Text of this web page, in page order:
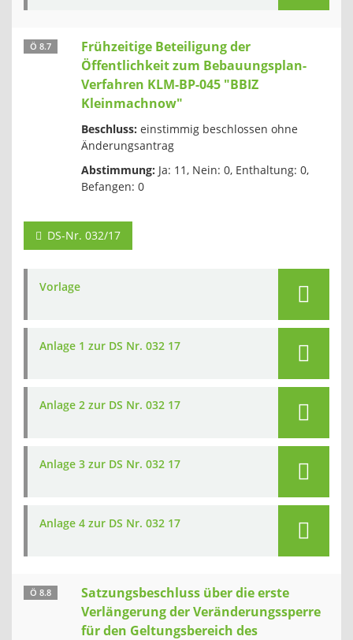
Ö 8.7
Frühzeitige Beteiligung der
Öffentlichkeit zum Bebauungsplan-
Verfahren KLM-BP-045 "BBIZ
Kleinmachnow"
Beschluss: einstimmig beschlossen ohne
Änderungsantrag
Abstimmung: Ja: 11, Nein: 0, Enthaltung: 0,
Befangen: 0
DS-Nr. 032/17
Vorlage
Anlage 1 zur DS Nr. 032 17
Anlage 2 zur DS Nr. 032 17
Anlage 3 zur DS Nr. 032 17
Anlage 4 zur DS Nr. 032 17
Ö 8.8
Satzungsbeschluss über die erste
Verlängerung der Veränderungssperre
für den Geltungsbereich des